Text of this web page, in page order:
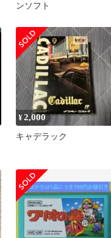
ンソフト
¥2,000
キャデラック